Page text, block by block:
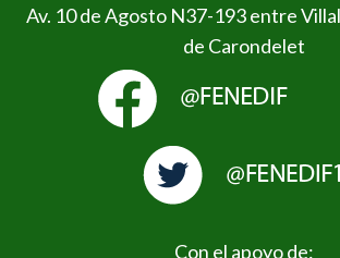
Av. 10 de Agosto N37-193 entre
de Carondelet
Con el apoyo de: